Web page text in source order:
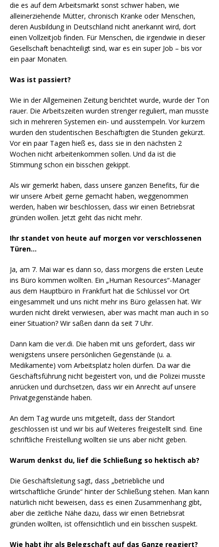
die es auf dem Arbeitsmarkt sonst schwer haben, wie
alleinerziehende Mütter, chronisch Kranke oder Menschen,
deren Ausbildung in Deutschland nicht anerkannt wird, dort
einen Vollzeitjob finden. Für Menschen, die irgendwie in dieser
Gesellschaft benachteiligt sind, war es ein super Job – bis vor
ein paar Monaten.
Was ist passiert?
Wie in der Allgemeinen Zeitung berichtet wurde, wurde der Ton
rauer. Die Arbeitszeiten wurden strenger reguliert, man musste
sich in mehreren Systemen ein- und ausstempeln. Vor kurzem
wurden den studentischen Beschäftigten die Stunden gekürzt.
Vor ein paar Tagen hieß es, dass sie in den nächsten 2
Wochen nicht arbeitenkommen sollen. Und da ist die
Stimmung schon ein bisschen gekippt.
Als wir gemerkt haben, dass unsere ganzen Benefits, für die
wir unsere Arbeit gerne gemacht haben, weggenommen
werden, haben wir beschlossen, dass wir einen Betriebsrat
gründen wollen. Jetzt geht das nicht mehr.
Ihr standet von heute auf morgen vor verschlossenen
Türen…
Ja, am 7. Mai war es dann so, dass morgens die ersten Leute
ins Büro kommen wollten. Ein „Human Resources“-Manager
aus dem Hauptbüro in Frankfurt hat die Schlüssel vor Ort
eingesammelt und uns nicht mehr ins Büro gelassen hat. Wir
wurden nicht direkt verwiesen, aber was macht man auch in so
einer Situation? Wir saßen dann da seit 7 Uhr.
Dann kam die ver.di. Die haben mit uns gefordert, dass wir
wenigstens unsere persönlichen Gegenstände (u. a.
Medikamente) vom Arbeitsplatz holen dürfen. Da war die
Geschäftsführung nicht begeistert von, und die Polizei musste
anrücken und durchsetzen, dass wir ein Anrecht auf unsere
Privatgegenstände haben.
An dem Tag wurde uns mitgeteilt, dass der Standort
geschlossen ist und wir bis auf Weiteres freigestellt sind. Eine
schriftliche Freistellung wollten sie uns aber nicht geben.
Warum denkst du, lief die Schließung so hektisch ab?
Die Geschäftsleitung sagt, dass „betriebliche und
wirtschaftliche Gründe“ hinter der Schließung stehen. Man kann
natürlich nicht beweisen, dass es einen Zusammenhang gibt,
aber die zeitliche Nähe dazu, dass wir einen Betriebsrat
gründen wollten, ist offensichtlich und ein bisschen suspekt.
Wie habt ihr als Belegschaft auf das Ganze reagiert?